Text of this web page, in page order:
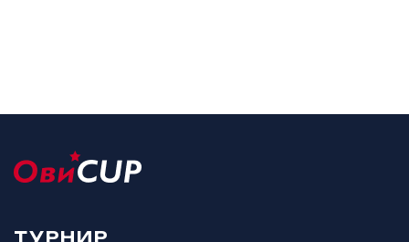
ТУРНИР